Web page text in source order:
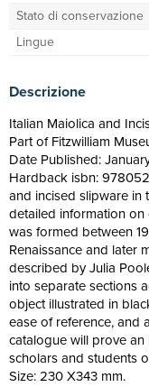
Stato di conservazione
Lingue
Descrizione
Italian Maiolica and
Part of Fitzwilliam
Date Published:
Hardback isbn:
and incised slipware in
detailed information
was formed between
Renaissance and later
described by Julia
into separate sections
object illustrated in
ease of reference, and
catalogue will prove
scholars and students
Size: 230 X343 mm.